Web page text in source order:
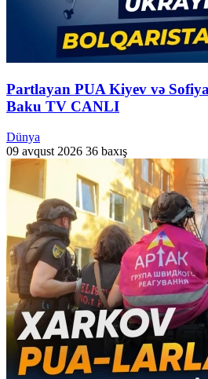
Partlayan PUA Kiyev və
Baku TV CANLI
Dünya
09 avqust 2026 36 baxış